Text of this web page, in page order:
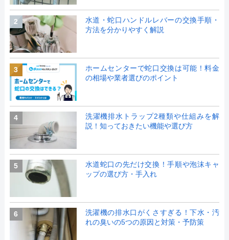
2
水道・蛇口ハンドルレバーの交換手順・
方法を分かりやすく解説
3
ホームセンターで蛇口交換は可能！料金
の相場や業者選びのポイント
4
洗濯機排水トラップ2種類や仕組みを解
説！知っておきたい機能や選び方
5
水道蛇口の先だけ交換！手順や泡沫キャ
ップの選び方・手入れ
6
洗濯機の排水口がくさすぎる！下水・汚
れの臭いの5つの原因と対策・予防策